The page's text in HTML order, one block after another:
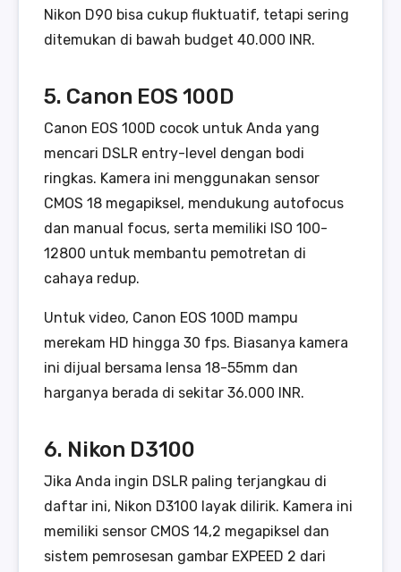
Nikon D90 bisa cukup fluktuatif, tetapi sering
ditemukan di bawah budget 40.000 INR.
5. Canon EOS 100D
Canon EOS 100D cocok untuk Anda yang
mencari DSLR entry-level dengan bodi
ringkas. Kamera ini menggunakan sensor
CMOS 18 megapiksel, mendukung autofocus
dan manual focus, serta memiliki ISO 100-
12800 untuk membantu pemotretan di
cahaya redup.
Untuk video, Canon EOS 100D mampu
merekam HD hingga 30 fps. Biasanya kamera
ini dijual bersama lensa 18-55mm dan
harganya berada di sekitar 36.000 INR.
6. Nikon D3100
Jika Anda ingin DSLR paling terjangkau di
daftar ini, Nikon D3100 layak dilirik. Kamera ini
memiliki sensor CMOS 14,2 megapiksel dan
sistem pemrosesan gambar EXPEED 2 dari